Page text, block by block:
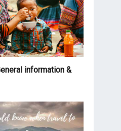
information &